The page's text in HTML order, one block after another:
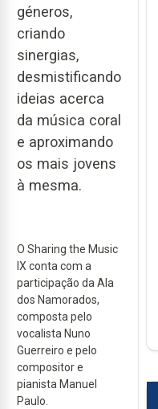
géneros,
criando
sinergias,
desmistificando
ideias acerca
da música coral
e aproximando
os mais jovens
à mesma.
O Sharing the Music
IX conta com a
participação da Ala
dos Namorados,
composta pelo
vocalista Nuno
Guerreiro e pelo
compositor e
pianista Manuel
Paulo.